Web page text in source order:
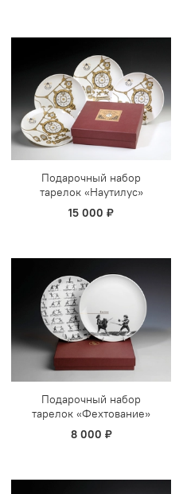
Подарочный набор
тарелок «Наутилус»
15 000 ₽
Подарочный набор
тарелок «Фехтование»
8 000 ₽